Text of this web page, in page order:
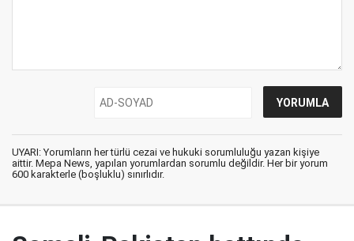
UYARI: Yorumların her türlü cezai ve hukuki sorumluluğu yazan kişiye
aittir. Mepa News, yapılan yorumlardan sorumlu değildir. Her bir yorum
600 karakterle (boşluklu) sınırlıdır.